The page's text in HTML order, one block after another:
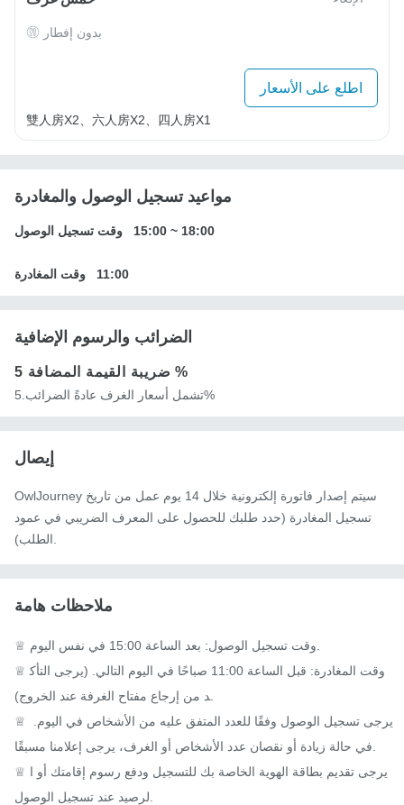
بدون إفطار
اطلع على الأسعار
雙人房X2、六人房X2、四人房X1
مواعيد تسجيل الوصول والمغادرة
وقت تسجيل الوصول 15:00 ~ 18:00
وقت المغادرة 11:00
الضرائب والرسوم الإضافية
ضريبة القيمة المضافة 5 %
تشمل أسعار الغرف عادةً الضرائب.5%
إيصال
OwlJourney سيتم إصدار فاتورة إلكترونية خلال 14 يوم عمل من تاريخ
تسجيل المغادرة (حدد طلبك للحصول على المعرف الضريبي في عمود
ملاحظات هامة
♕ وقت تسجيل الوصول: بعد الساعة 15:00 في نفس اليوم.
♕ وقت المغادرة: قبل الساعة 11:00 صباحًا في اليوم التالي. (يرجى التأك
د من إرجاع مفتاح الغرفة عند الخروج).
♕ يرجى تسجيل الوصول وفقًا للعدد المتفق عليه من الأشخاص في اليوم.
في حالة زيادة أو نقصان عدد الأشخاص أو الغرف، يرجى إعلامنا مسبقًا.
♕ يرجى تقديم بطاقة الهوية الخاصة بك للتسجيل ودفع رسوم إقامتك أو ا
لرصيد عند تسجيل الوصول.